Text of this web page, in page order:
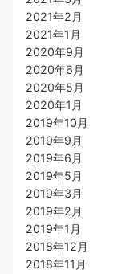
2021年2月
2021年1月
2020年9月
2020年6月
2020年5月
2020年1月
2019年10月
2019年9月
2019年6月
2019年5月
2019年3月
2019年2月
2019年1月
2018年12月
2018年11月